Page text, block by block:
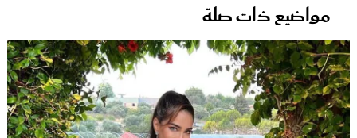
مواضيع ذات صلة